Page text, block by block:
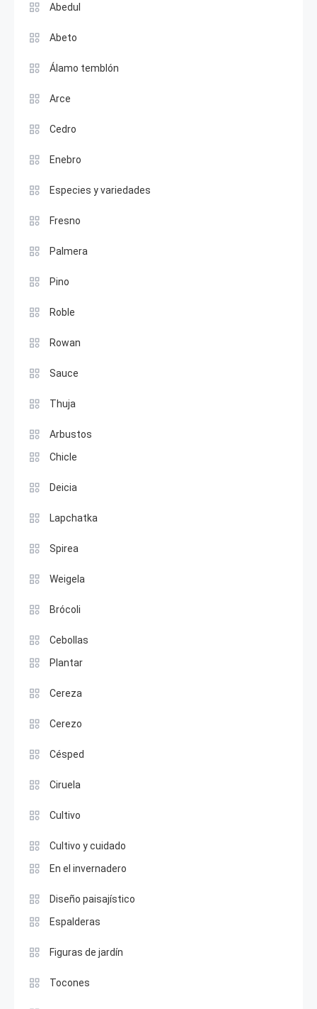
Abedul
Abeto
Álamo temblón
Arce
Cedro
Enebro
Especies y variedades
Fresno
Palmera
Pino
Roble
Rowan
Sauce
Thuja
Arbustos
Chicle
Deicia
Lapchatka
Spirea
Weigela
Brócoli
Cebollas
Plantar
Cereza
Cerezo
Césped
Ciruela
Cultivo
Cultivo y cuidado
En el invernadero
Diseño paisajístico
Espalderas
Figuras de jardín
Tocones